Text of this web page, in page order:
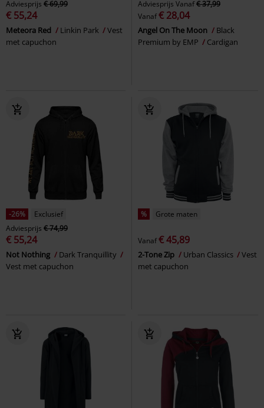
Adviesprijs € 69,99
€ 55,24
Meteora Red Linkin Park
Vest
met capuchon
Adviesprijs Vanaf€ 37,99
Vanaf€ 28,04
Angel On The Moon
Black
Premium by EMP
Cardigan
-26%
Exclusief
Adviesprijs € 74,99
€ 55,24
Not Nothing
Dark Tranquillity
Vest met capuchon
% Grote maten
Vanaf€ 45,89
2-Tone Zip Urban Classics
Vest
met capuchon